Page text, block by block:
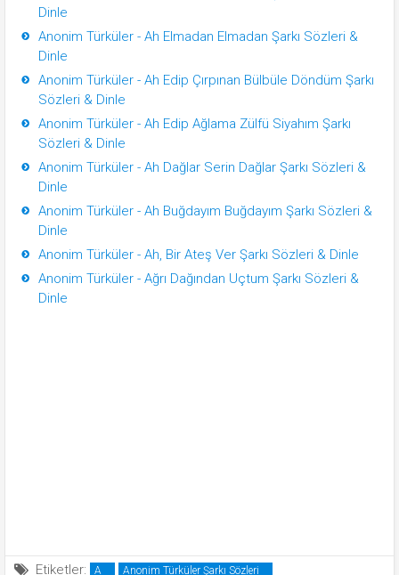
Dinle
Anonim Türküler - Ah Elmadan Elmadan Şarkı Sözleri &
Dinle
Anonim Türküler - Ah Edip Çırpınan Bülbüle Döndüm Şarkı
Sözleri & Dinle
Anonim Türküler - Ah Edip Ağlama Zülfü Siyahım Şarkı
Sözleri & Dinle
Anonim Türküler - Ah Dağlar Serin Dağlar Şarkı Sözleri &
Dinle
Anonim Türküler - Ah Buğdayım Buğdayım Şarkı Sözleri &
Dinle
Anonim Türküler - Ah, Bir Ateş Ver Şarkı Sözleri & Dinle
Anonim Türküler - Ağrı Dağından Uçtum Şarkı Sözleri &
Dinle
Etiketler: A Anonim Türküler Şarkı Sözleri